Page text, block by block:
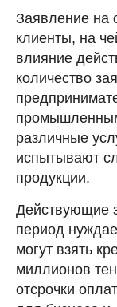
Заявление на
клиенты, на
влияние
количество
различные
испытывают
продукции.
Действующие
период
могут взять
миллионов
отсрочки